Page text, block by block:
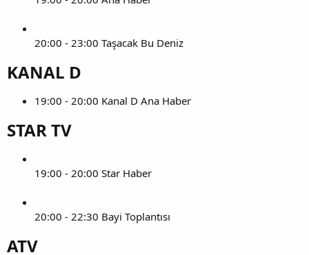
20:00 - 23:00 Taşacak Bu Deniz
KANAL D​
19:00 - 20:00 Kanal D Ana Haber
STAR TV​
19:00 - 20:00 Star Haber
20:00 - 22:30 Bayi Toplantısı
ATV​